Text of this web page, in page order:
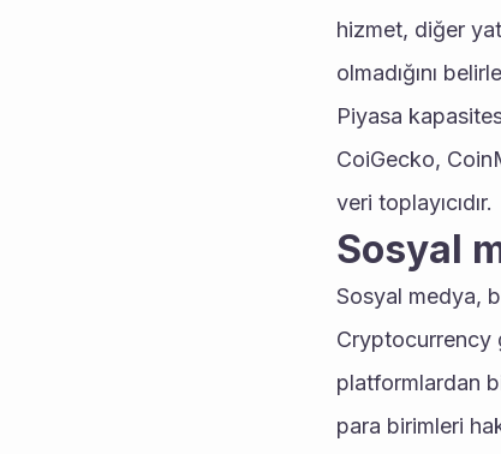
hizmet, diğer
olmadığını
Piyasa
CoiGecko,
veri toplayıcıdır.
Sosyal
Sosyal medya,
Cryptocurrency
platformlardan
para birimleri